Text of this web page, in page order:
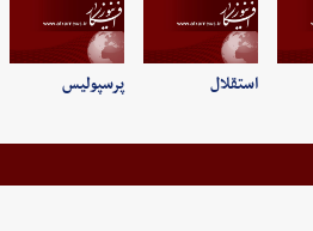
استقلال پرسپولیس